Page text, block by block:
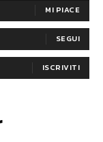
MI PIACE
SEGUI
ISCRIVITI